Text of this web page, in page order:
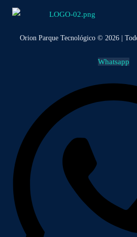
Orion Parque Tecnológico © 2026 |
Whatsapp